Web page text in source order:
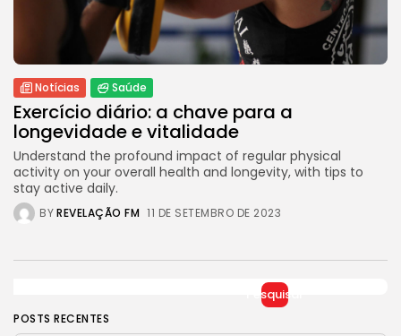
Preparativos e Previsões
29 DE JANEIRO DE 2025
Tecnologia
Cibersegurança em 2024:
Protegendo sua vida...
29 DE JANEIRO DE 2025
TRENDING CATEGORIES
14 Articles
14 Articles
Notícias Saúde
Exercício diário: a chave para a
longevidade e vitalidade
Understand the profound impact of regular physical
activity on your overall health and longevity, with tips to
stay active daily.
BYREVELAÇÃO FM 11 DE SETEMBRO DE 2023
Pesquisar
POSTS RECENTES